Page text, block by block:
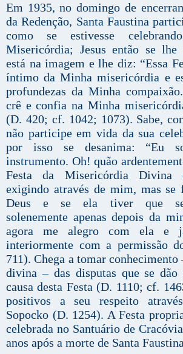
Em 1935, no domingo de
da Redenção, Santa Faustina
como se estivesse
Misericórdia; Jesus então se lhe
está na imagem e lhe diz: “Essa
íntimo da Minha misericórdia e
profundezas da Minha
crê e confia na Minha
(D. 420; cf. 1042; 1073). Sabe,
não participe em vida da sua
por isso se desanima: “Eu
instrumento. Oh! quão
Festa da Misericórdia Divina
exigindo através de mim, mas se
Deus e se ela tiver que ser
solenemente apenas depois da
agora me alegro com ela e
interiormente com a permissão
711). Chega a tomar
divina – das disputas que se
causa desta Festa (D. 1110; cf.
positivos a seu respeito
Sopocko (D. 1254). A Festa
celebrada no Santuário de
anos após a morte de Santa